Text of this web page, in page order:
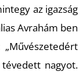
az igazság
Avrahám ben
nagyot.